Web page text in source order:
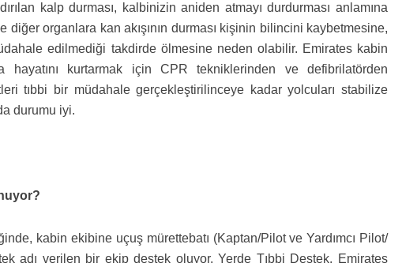
kalp durması, kalbinizin aniden atmayı durdurması anlamına
organlara kan akışının durması kişinin bilincini kaybetmesine,
edilmediği takdirde ölmesine neden olabilir. Emirates kabin
kurtarmak için CPR tekniklerinden ve defibrilatörden
tıbbi bir müdahale gerçekleştirilinceye kadar yolcuları stabilize
durumu iyi.
kabin ekibine uçuş mürettebatı (Kaptan/Pilot ve Yardımcı Pilot/
adı verilen bir ekip destek oluyor. Yerde Tıbbi Destek, Emirates